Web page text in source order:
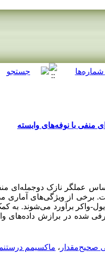
منفی با نوفه‌های وابسته
اساس عملگر نازک
برخی از ویژگی‌­های آماری
واکر برآورد می­‌شوند. به
شده در برازش داده­‌های
صحیح‌مقدار ، ماکسیمم